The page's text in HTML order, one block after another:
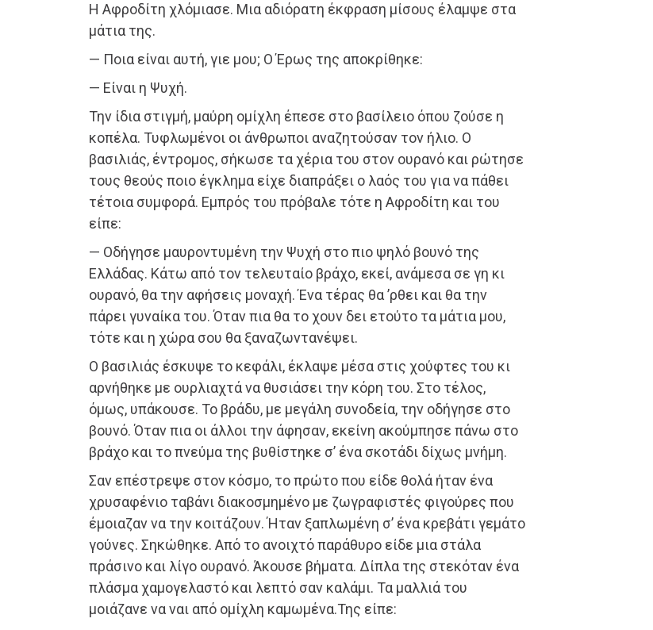
Η Αφροδίτη χλόμιασε. Μια αδιόρατη έκφραση μίσους έλαμψε στα
μάτια της.
— Ποια είναι αυτή, γιε μου; Ο Έρως της αποκρίθηκε:
— Είναι η Ψυχή.
Την ίδια στιγμή, μαύρη ομίχλη έπεσε στο βασίλειο όπου ζούσε η
κοπέλα. Τυφλωμένοι οι άνθρωποι αναζητούσαν τον ήλιο. Ο
βασιλιάς, έντρομος, σήκωσε τα χέρια του στον ουρανό και ρώτησε
τους θεούς ποιο έγκλημα είχε διαπράξει ο λαός του για να πάθει
τέτοια συμφορά. Εμπρός του πρόβαλε τότε η Αφροδίτη και του
είπε:
— Οδήγησε μαυροντυμένη την Ψυχή στο πιο ψηλό βουνό της
Ελλάδας. Κάτω από τον τελευταίο βράχο, εκεί, ανάμεσα σε γη κι
ουρανό, θα την αφήσεις μοναχή. Ένα τέρας θα ’ρθει και θα την
πάρει γυναίκα του. Όταν πια θα το χουν δει ετούτο τα μάτια μου,
τότε και η χώρα σου θα ξαναζωντανέψει.
Ο βασιλιάς έσκυψε το κεφάλι, έκλαψε μέσα στις χούφτες του κι
αρνήθηκε με ουρλιαχτά να θυσιάσει την κόρη του. Στο τέλος,
όμως, υπάκουσε. Το βράδυ, με μεγάλη συνοδεία, την οδήγησε στο
βουνό. Όταν πια οι άλλοι την άφησαν, εκείνη ακούμπησε πάνω στο
βράχο και το πνεύμα της βυθίστηκε σ’ ένα σκοτάδι δίχως μνήμη.
Σαν επέστρεψε στον κόσμο, το πρώτο που είδε θολά ήταν ένα
χρυσαφένιο ταβάνι διακοσμημένο με ζωγραφιστές φιγούρες που
έμοιαζαν να την κοιτάζουν. Ήταν ξαπλωμένη σ’ ένα κρεβάτι γεμάτο
γούνες. Σηκώθηκε. Από το ανοιχτό παράθυρο είδε μια στάλα
πράσινο και λίγο ουρανό. Άκουσε βήματα. Δίπλα της στεκόταν ένα
πλάσμα χαμογελαστό και λεπτό σαν καλάμι. Τα μαλλιά του
μοιάζανε να ναι από ομίχλη καμωμένα.Της είπε: